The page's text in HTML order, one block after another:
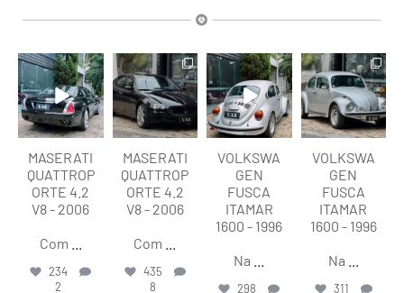
lart.br
Ago 6
MASERATI
QUATTROP
ORTE 4.2
V8 - 2006
Com
234
2
lart.br
Ago 6
MASERATI
QUATTROP
ORTE 4.2
V8 - 2006
Com
435
8
lart.br
Ago 6
VOLKSWA
GEN
FUSCA
ITAMAR
1600 - 1996
Na
298
lart.br
Ago 6
VOLKSWA
GEN
FUSCA
ITAMAR
1600 - 1996
Na
311